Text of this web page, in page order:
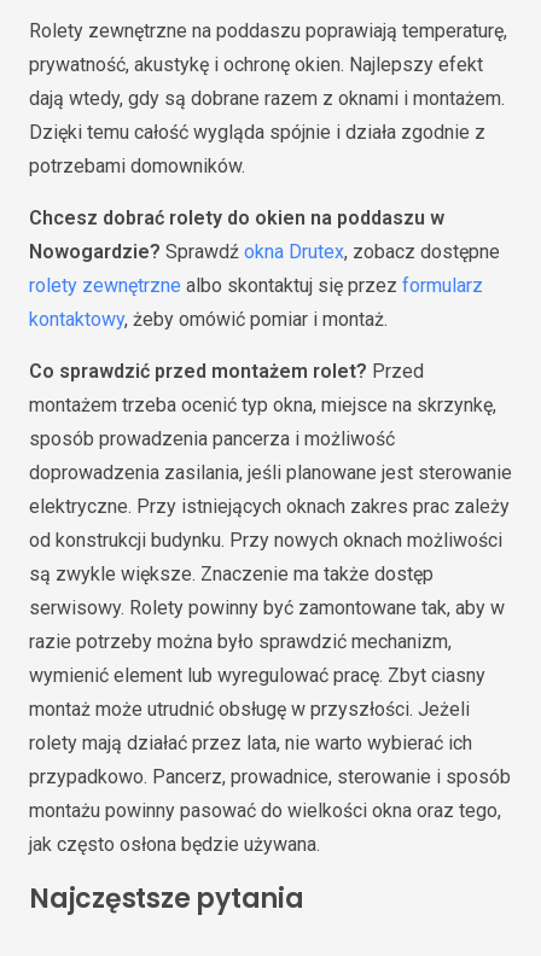
Rolety zewnętrzne na poddaszu poprawiają temperaturę,
prywatność, akustykę i ochronę okien. Najlepszy efekt
dają wtedy, gdy są dobrane razem z oknami i montażem.
Dzięki temu całość wygląda spójnie i działa zgodnie z
potrzebami domowników.
Chcesz dobrać rolety do okien na poddaszu w
Nowogardzie? Sprawdź okna Drutex, zobacz dostępne
rolety zewnętrzne albo skontaktuj się przez formularz
kontaktowy, żeby omówić pomiar i montaż.
Co sprawdzić przed montażem rolet? Przed
montażem trzeba ocenić typ okna, miejsce na skrzynkę,
sposób prowadzenia pancerza i możliwość
doprowadzenia zasilania, jeśli planowane jest sterowanie
elektryczne. Przy istniejących oknach zakres prac zależy
od konstrukcji budynku. Przy nowych oknach możliwości
są zwykle większe. Znaczenie ma także dostęp
serwisowy. Rolety powinny być zamontowane tak, aby w
razie potrzeby można było sprawdzić mechanizm,
wymienić element lub wyregulować pracę. Zbyt ciasny
montaż może utrudnić obsługę w przyszłości. Jeżeli
rolety mają działać przez lata, nie warto wybierać ich
przypadkowo. Pancerz, prowadnice, sterowanie i sposób
montażu powinny pasować do wielkości okna oraz tego,
jak często osłona będzie używana.
Najczęstsze pytania